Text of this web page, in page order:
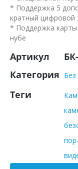
* Поддержка 5
кратный цифровой
* Поддержка
нубе
Артикул
Категория Без
Теги